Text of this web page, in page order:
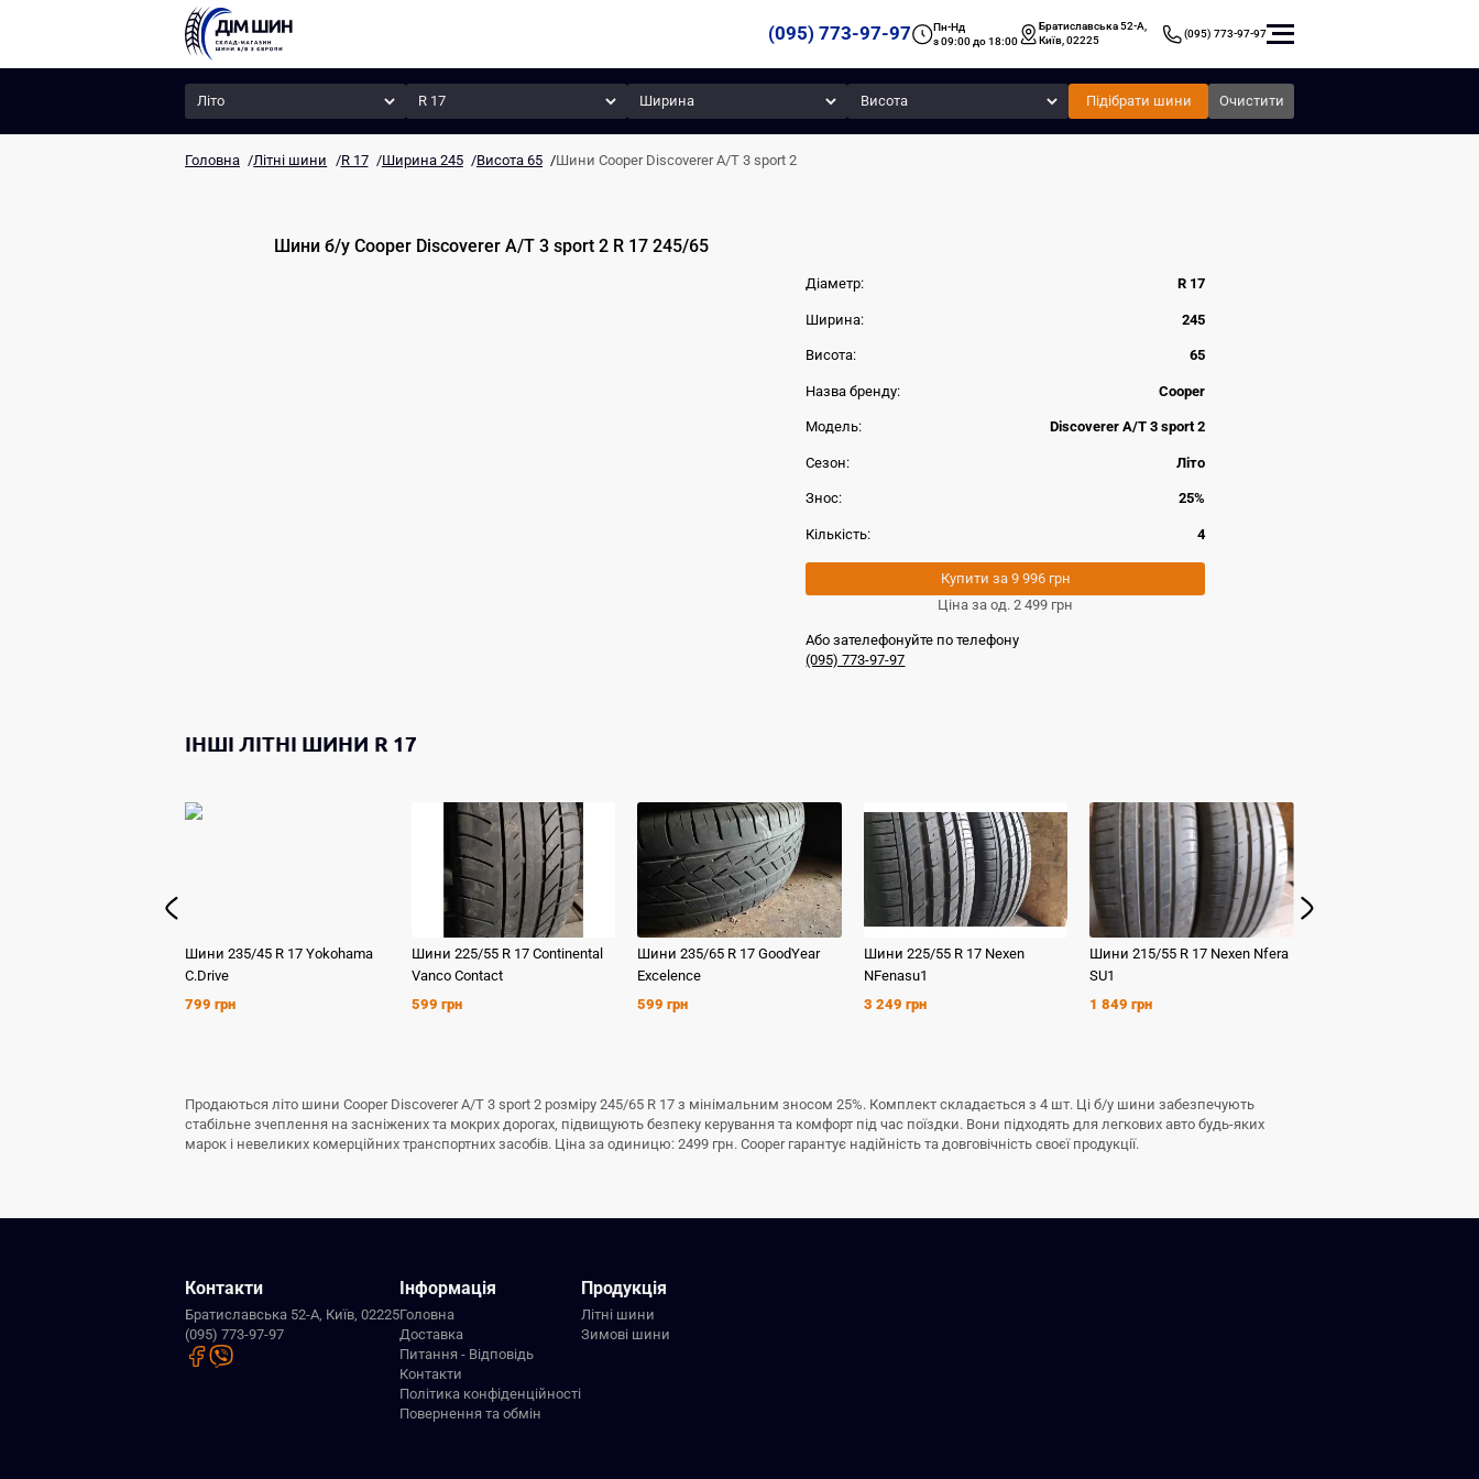
(095) 773-97-97
Пн-Нд
з 09:00 до 18:00
Братиславська 52-А,
Київ, 02225
(095) 773-97-97
Сезон Радіус Ширина Висота
Підібрати шини Очистити
Головна /Літні шини /R 17 /Ширина 245 /Висота 65 /Шини Cooper Discoverer A/T 3 sport 2
Шини б/у Cooper Discoverer A/T 3 sport 2 R 17 245/65
Діаметр: R 17
Ширина: 245
Висота: 65
Назва бренду: Cooper
Модель: Discoverer A/T 3 sport 2
Сезон: Літо
Знос: 25%
Кількість: 4
Купити за 9 996 грн
Ціна за од.2 499 грн
Або зателефонуйте по телефону
(095) 773-97-97
ІНШІЛІТНІ ШИНИ R 17
Шини 235/45 R 17 Yokohama
C.Drive
799 грн
Шини 225/55 R 17 Continental
Vanco Contact
599 грн
Шини235/65 R 17 GoodYear
Excelence
599 грн
Шини 225/55 R 17 Nexen
NFenasu1
3 249 грн
Шини215/55 R 17 Nexen Nfera
SU1
1 849 грн
Продаються літо шини Cooper Discoverer A/T 3 sport 2 розміру 245/65 R 17 з мінімальним зносом 25%. Комплект складається з 4 шт. Ці б/у шини забезпечують
стабільне зчеплення на засніжених та мокрих дорогах, підвищують безпеку керування та комфорт під час поїздки. Вони підходять для легкових авто будь-яких
марок і невеликих комерційних транспортних засобів. Ціна за одиницю: 2499 грн. Cooper гарантує надійність та довговічність своєї продукції.
Контакти
Братиславська 52-А, Київ, 02225
(095) 773-97-97
Інформація
Головна
Доставка
Питання - Відповідь
Контакти
Політика конфіденційності
Повернення та обмін
Продукція
Літні шини
Зимові шини